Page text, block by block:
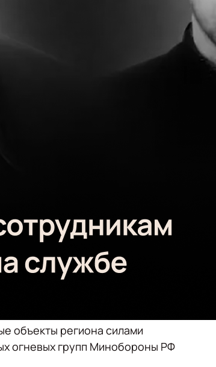
объекты региона силами
огневых групп Минобороны РФ